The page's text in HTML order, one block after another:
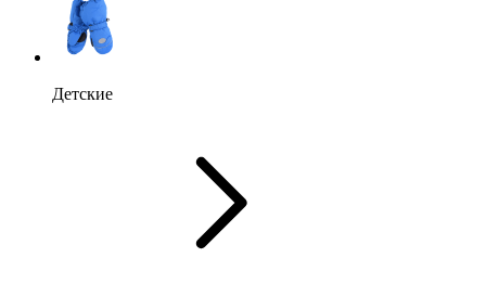
Детские